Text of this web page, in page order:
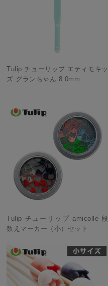
Tulip チューリップ エティモキッ
ズ グランちゃん 8.0mm
Tulip チューリップ amicolle 段
数えマーカー（小）セット